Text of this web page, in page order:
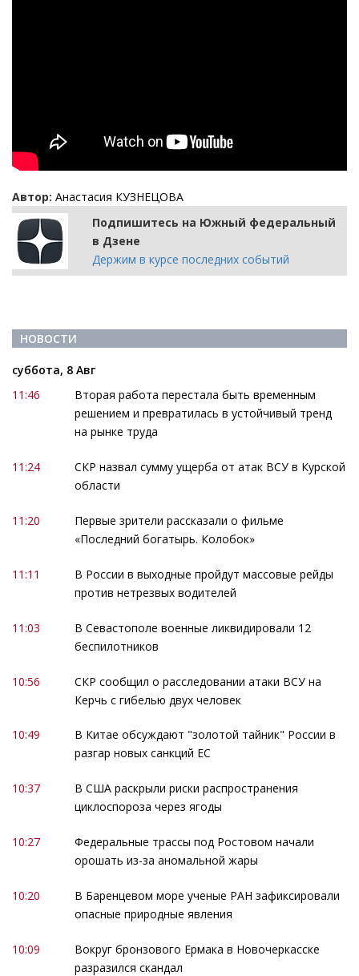
Автор: Анастасия КУЗНЕЦОВА
Подпишитесь на Южный федеральный
в Дзене
Держим в курсе последних событий
НОВОСТИ
суббота, 8 Авг
11:46
Вторая работа перестала быть временным
решением и превратилась в устойчивый тренд
на рынке труда
11:24
СКР назвал сумму ущерба от атак ВСУ в Курской
области
11:20
Первые зрители рассказали о фильме
«Последний богатырь. Колобок»
11:11
В России в выходные пройдут массовые рейды
против нетрезвых водителей
11:03
В Севастополе военные ликвидировали 12
беспилотников
10:56
СКР сообщил о расследовании атаки ВСУ на
Керчь с гибелью двух человек
10:49
В Китае обсуждают "золотой тайник" России в
разгар новых санкций ЕС
10:37
В США раскрыли риски распространения
циклоспороза через ягоды
10:27
Федеральные трассы под Ростовом начали
орошать из-за аномальной жары
10:20
В Баренцевом море ученые РАН зафиксировали
опасные природные явления
10:09
Вокруг бронзового Ермака в Новочеркасске
разразился скандал